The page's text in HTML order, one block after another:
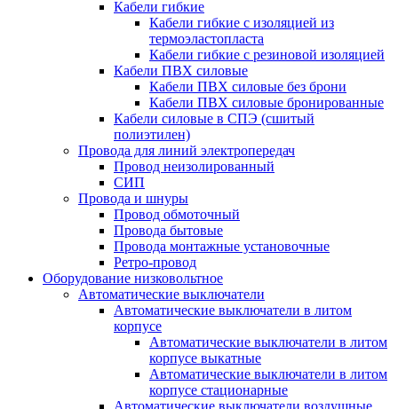
Кабели гибкие
Кабели гибкие с изоляцией из
термоэластопласта
Кабели гибкие с резиновой изоляцией
Кабели ПВХ силовые
Кабели ПВХ силовые без брони
Кабели ПВХ силовые бронированные
Кабели силовые в СПЭ (сшитый
полиэтилен)
Провода для линий электропередач
Провод неизолированный
СИП
Провода и шнуры
Провод обмоточный
Провода бытовые
Провода монтажные установочные
Ретро-провод
Оборудование низковольтное
Автоматические выключатели
Автоматические выключатели в литом
корпусе
Автоматические выключатели в литом
корпусе выкатные
Автоматические выключатели в литом
корпусе стационарные
Автоматические выключатели воздушные